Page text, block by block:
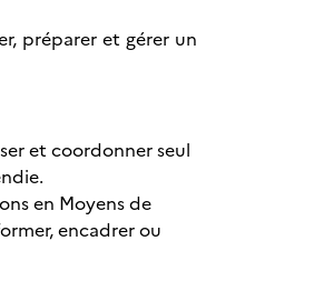
préparer et gérer un
et coordonner seul
en Moyens de
encadrer ou